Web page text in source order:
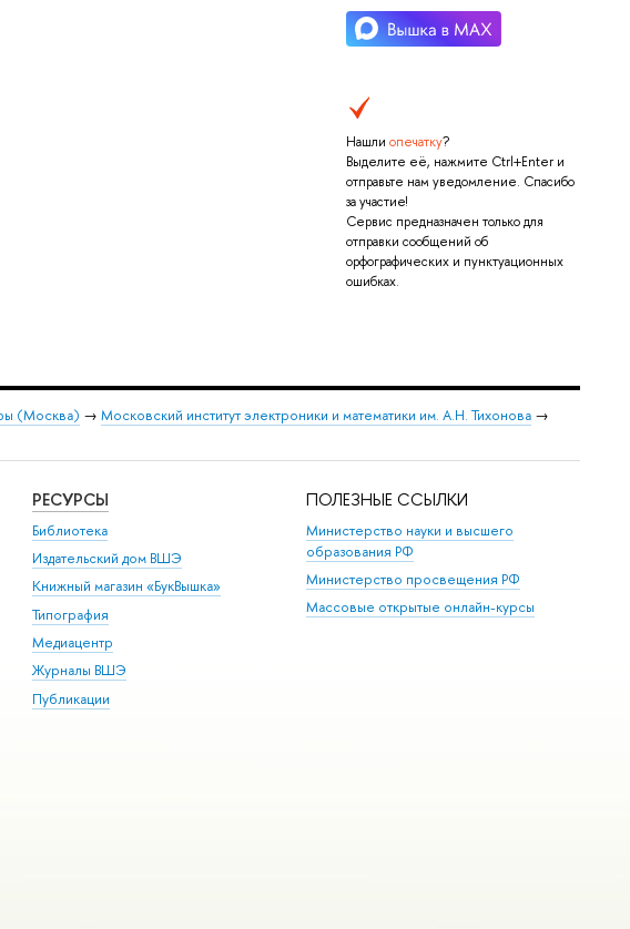
Нашли опечатку?
Выделите её, нажмите Ctrl+Enter и
отправьте нам уведомление. Спасибо
за участие!
Сервис предназначен только для
отправки сообщений об
орфографических и пунктуационных
ошибках.
(Москва) → Московский институт электроники и математики им. А.Н. Тихонова→
РЕСУРСЫ
Библиотека
Издательский дом ВШЭ
Книжный магазин «БукВышка»
Типография
Медиацентр
Журналы ВШЭ
Публикации
ПОЛЕЗНЫЕ ССЫЛКИ
Министерство науки и высшего
образования РФ
Министерство просвещения РФ
Массовые открытые онлайн-курсы